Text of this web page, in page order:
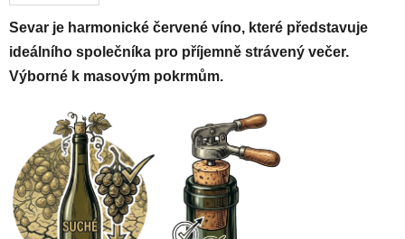
Sevar je harmonické červené víno, které představuje
ideálního společníka pro příjemně strávený večer.
Výborné k masovým pokrmům.